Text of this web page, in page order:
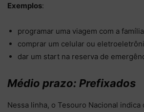
Exemplos:
programar uma viagem com a
comprar um celular ou
dar um start na reserva de
Médio prazo: Prefixados
Nessa linha, o Tesouro Nacional indica